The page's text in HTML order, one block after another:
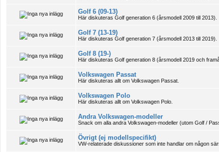
Golf 6 (09-13)
Här diskuteras Golf generation 6 (årsmodell 2009 till 2013).
Golf 7 (13-19)
Här diskuteras Golf generation 7 (årsmodell 2013 till 2019).
Golf 8 (19-)
Här diskuteras Golf generation 8 (årsmodell 2019 och
Volkswagen Passat
Här diskuteras allt om Volkswagen Passat.
Volkswagen Polo
Här diskuteras allt om Volkswagen Polo.
Andra Volkswagen-modeller
Snack om alla andra Volkswagen-modeller (utom Golf /
Övrigt (ej modellspecifikt)
VW-relaterade diskussioner som inte handlar om någon